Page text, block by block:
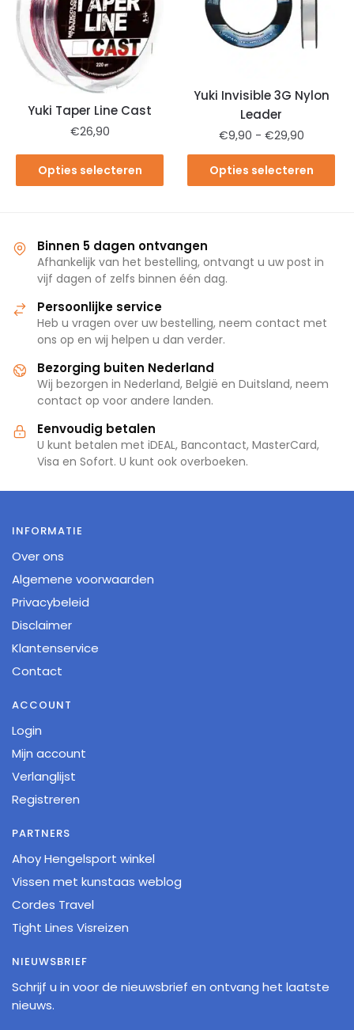
Yuki Taper Line Cast
€26,90
Opties selecteren
Yuki Invisible 3G Nylon
Leader
€9,90 - €29,90
Opties selecteren
Binnen 5 dagen ontvangen
Afhankelijk van het bestelling, ontvangt u uw post in
vijf dagen of zelfs binnen één dag.
Persoonlijke service
Heb u vragen over uw bestelling, neem contact met
ons op en wij helpen u dan verder.
Bezorging buiten Nederland
Wij bezorgen in Nederland, België en Duitsland, neem
contact op voor andere landen.
Eenvoudig betalen
U kunt betalen met iDEAL, Bancontact, MasterCard,
Visa en Sofort. U kunt ook overboeken.
INFORMATIE
Over ons
Algemene voorwaarden
Privacybeleid
Disclaimer
Klantenservice
Contact
ACCOUNT
Login
Mijn account
Verlanglijst
Registreren
PARTNERS
Ahoy Hengelsport winkel
Vissen met kunstaas weblog
Cordes Travel
Tight Lines Visreizen
NIEUWSBRIEF
Schrijf u in voor de nieuwsbrief en ontvang het laatste
nieuws.